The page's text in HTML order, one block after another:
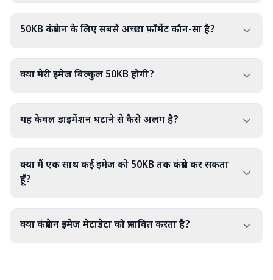
50KB कंप्रेशन के लिए सबसे अच्छा फ़ॉर्मेट कौन-सा है?
क्या मेरी इमेज बिल्कुल 50KB होगी?
यह केवल डाइमेंशन घटाने से कैसे अलग है?
क्या मैं एक साथ कई इमेज को 50KB तक कंप्रेस कर सकता
हूँ?
क्या कंप्रेशन इमेज मेटाडेटा को प्रभावित करता है?